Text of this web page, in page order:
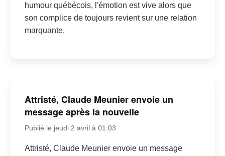
humour québécois, l'émotion est vive alors que
son complice de toujours revient sur une relation
marquante.
Attristé, Claude Meunier envoie un
message après la nouvelle
Publié le jeudi 2 avril à 01:03
Attristé, Claude Meunier envoie un message